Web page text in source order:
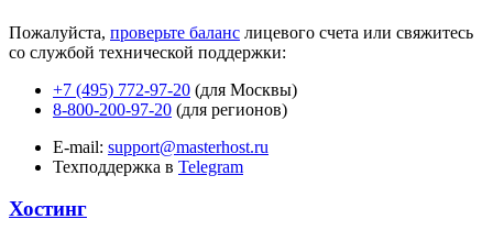
Пожалуйста, проверьте баланс лицевого счета или свяжитесь
со службой технической поддержки:
+7 (495) 772-97-20 (для Москвы)
8-800-200-97-20 (для регионов)
E-mail: support@masterhost.ru
Техподдержка в Telegram
Хостинг